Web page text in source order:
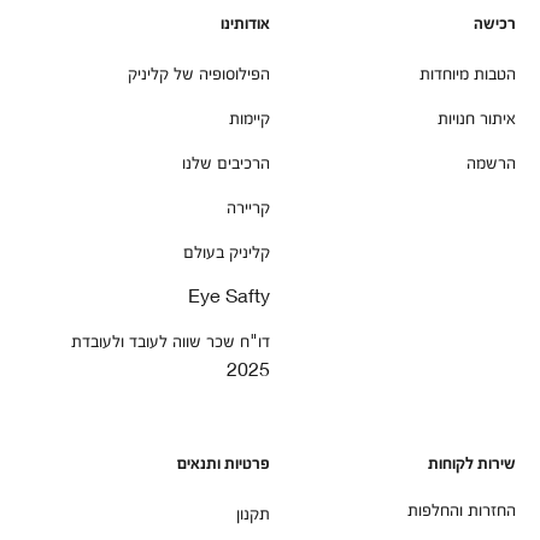
רכישה
הטבות מיוחדות
איתור חנויות
הרשמה
אודותינו
הפילוסופיה של קליניק
קיימות
הרכיבים שלנו
קריירה
קליניק בעולם
Eye Safty
דו"ח שכר שווה לעובד ולעובדת
2025
שירות לקוחות
החזרות והחלפות
פרטיות ותנאים
תקנון